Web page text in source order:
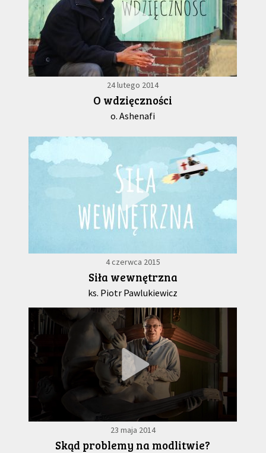
24 lutego 2014
O wdzięczności
o. Ashenafi
4 czerwca 2015
Siła wewnętrzna
ks. Piotr Pawlukiewicz
23 maja 2014
Skąd problemy na modlitwie?